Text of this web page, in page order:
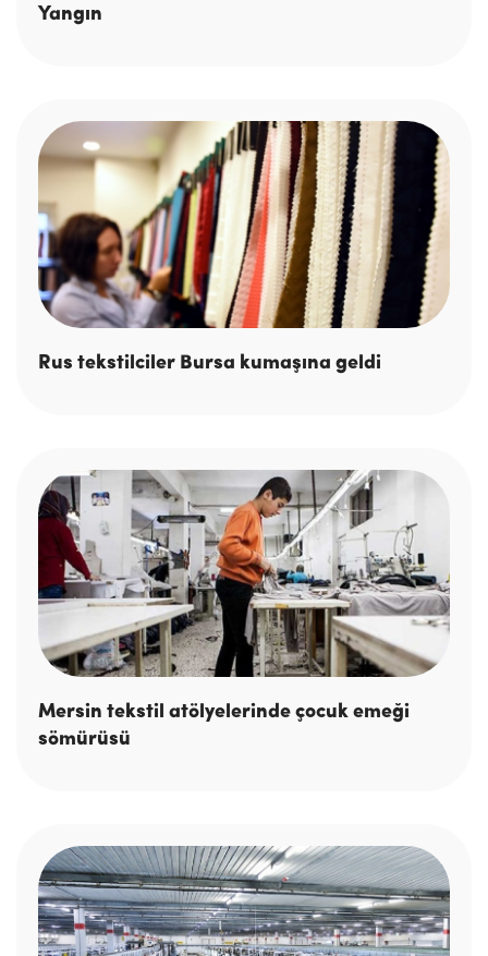
Yangın
Rus tekstilciler Bursa kumaşına geldi
Mersin tekstil atölyelerinde çocuk emeği
sömürüsü